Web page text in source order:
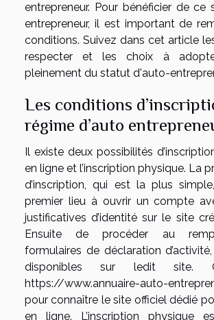
entrepreneur. Pour bénéficier de
entrepreneur, il est important de
conditions. Suivez dans cet article
respecter et les choix à
pleinement du statut d'auto-
Les conditions
régime d’auto
Il existe deux possibilités
en ligne et l’inscription physique. La
d’inscription, qui est la plus
premier lieu à ouvrir un compte
justificatives d’identité sur le site
Ensuite de procéder au
formulaires de déclaration
disponibles sur ledit site.
https://www.annuaire-auto-
pour connaître le site officiel dédié
en ligne. L’inscription physique